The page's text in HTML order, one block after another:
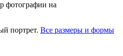
фотографии на
портрет. Все размеры и формы